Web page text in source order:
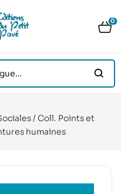
0
/ Coll. Points et
humaines